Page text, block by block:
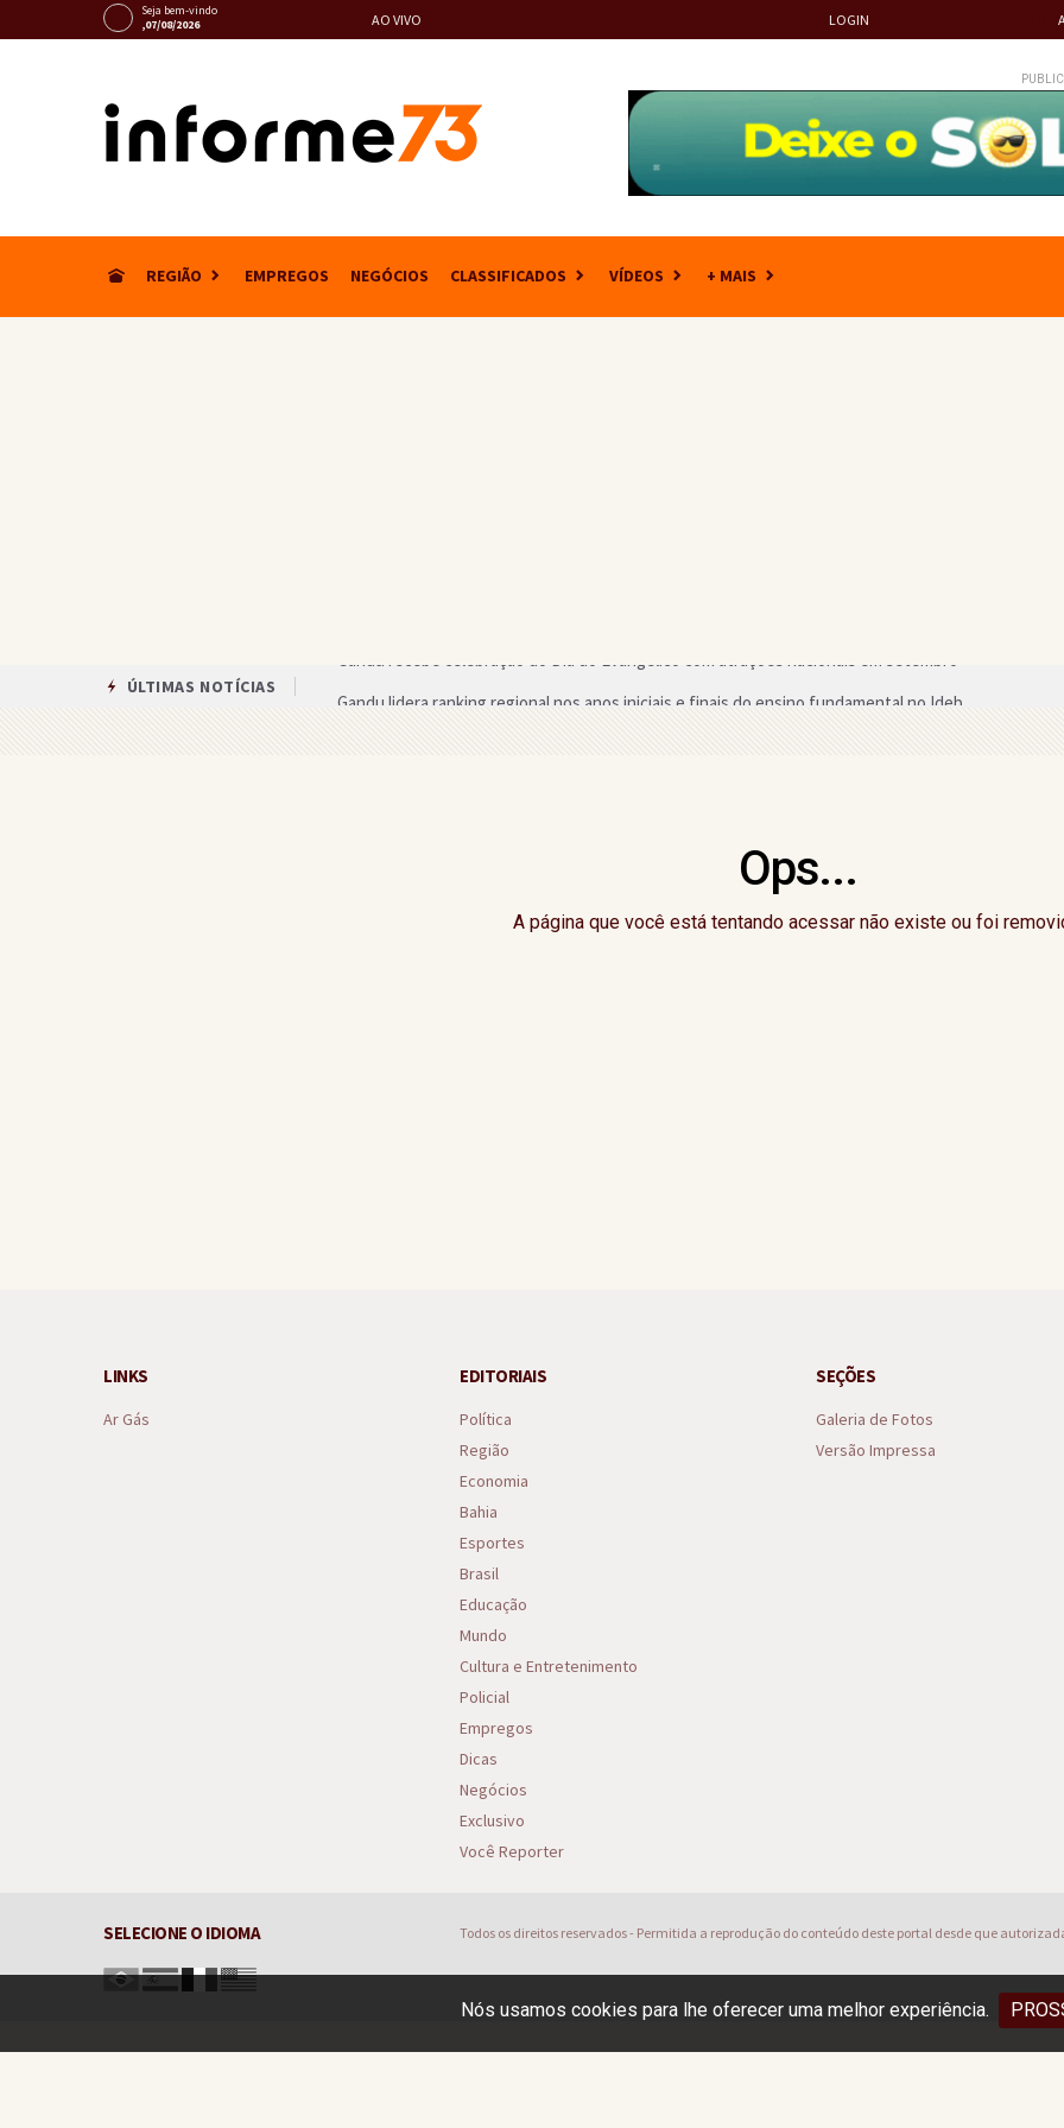
Nós usamos cookies para lhe oferecer uma melhor experiência.
Seja bem-vindo
,07/08/2026
AO VIVO LOGIN
REGIÃO EMPREGOS NEGÓCIOS CLASSIFICADOS VÍDEOS + MAIS
ÚLTIMAS NOTÍCIAS
Após reunião com a prefeitura, equipes aceitam acordo e Campeonato de Bairros de Gandu é
Assembleia de Deus em Gandu promove 3ª edição do "CelebrAí CelebrAí" nesta quinta-feira; saiba
Ops...
A página que você está tentando acessar não existe ou foi
LINKS
Ar Gás
EDITORIAIS
Política
Região
Economia
Bahia
Esportes
Brasil
Educação
Mundo
Cultura e Entretenimento
Policial
Empregos
Dicas
Negócios
Exclusivo
Você Reporter
SEÇÕES
Galeria de Fotos
Versão Impressa
SELECIONE O IDIOMA Todos os direitos reservados - Permitida a reprodução do conteúdo deste portal desde que